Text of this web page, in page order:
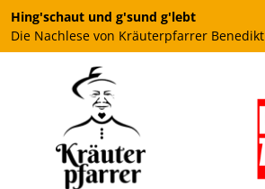
Hing'schaut und g'sund g'lebt
Die Nachlese von Kräuterpfarrer Benedikt